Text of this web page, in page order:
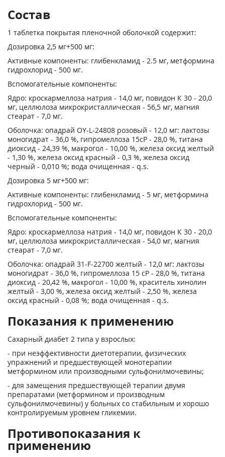
Состав
1 таблетка покрытая пленочной оболочкой содержит:
Дозировка 2,5 мг+500 мг:
Активные компоненты: глибенкламид - 2.5 мг, метформина
гидрохлорид - 500 мг.
Вспомогательные компоненты:
Ядро: кроскармеллоза натрия - 14,0 мг, повидон К 30 - 20,0
мг, целлюлоза микрокристаллическая - 56,5 мг, магния
стеарат - 7,0 мг.
Оболочка: опадрай OY-L-24808 розовый - 12,0 мг: лактозы
моногидрат - 36,0 %, гипромеллоза 15сР - 28,0 %, титана
диоксид - 24,39 %, макрогол - 10,00 %, железа оксид желтый
- 1,30 %, железа оксид красный - 0,3 %, железа оксид
черный - 0,010 %; вода очищенная - q.s.
Дозировка 5 мг+500 мг:
Активные компоненты: глибенкламид - 5 мг, метформина
гидрохлорид - 500 мг.
Вспомогательные компоненты:
Ядро: кроскармеллоза натрия - 14,0 мг, повидон К 30 - 20,0
мг, целлюлоза микрокристаллическая - 54,0 мг, магния
стеарат - 7,0 мг.
Оболочка: опадрай 31-F-22700 желтый - 12,0 мг: лактозы
моногидрат - 36,0 %, гипромеллоза 15 сР - 28,0 %, титана
диоксид - 20,42 %, макрогол - 10,00 %, краситель хинолин
желтый - 3,00 %, железа оксид желтый - 2,50 %, железа
оксид красный - 0,08 %; вода очищенная - q.s.
Показания к применению
Сахарный диабет 2 типа у взрослых:
- при неэффективности диетотерапии, физических
упражнений и предшествующей монотерапии
метформином или производными сульфонилмочевины;
- для замещения предшествующей терапии двумя
препаратами (метформином и производным
сульфонилмочевины) у больных со стабильным и хорошо
контролируемым уровнем гликемии.
Противопоказания к
применению